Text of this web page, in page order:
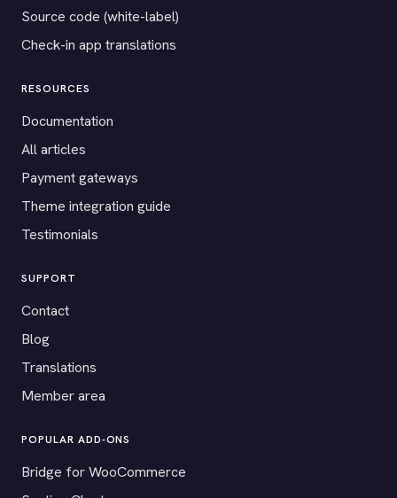
Source code (white-label)
Check-in app translations
RESOURCES
Documentation
All articles
Payment gateways
Theme integration guide
Testimonials
SUPPORT
Contact
Blog
Translations
Member area
POPULAR ADD-ONS
Bridge for WooCommerce